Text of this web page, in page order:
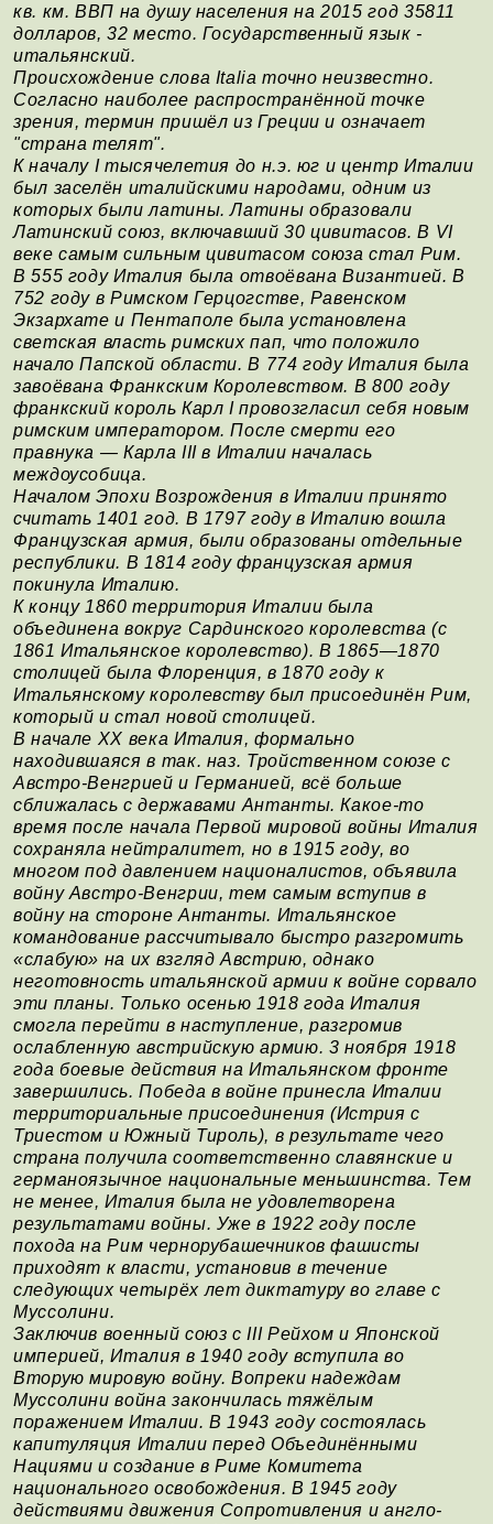
кв. км. ВВП на душу населения на 2015 год 35811
долларов, 32 место. Государственный язык -
итальянский.
Происхождение слова Italia точно неизвестно.
Согласно наиболее распространённой точке
зрения, термин пришёл из Греции и означает
"страна телят".
К началу I тысячелетия до н.э. юг и центр Италии
был заселён италийскими народами, одним из
которых были латины. Латины образовали
Латинский союз, включавший 30 цивитасов. В VI
веке самым сильным цивитасом союза стал Рим.
В 555 году Италия была отвоёвана Византией. В
752 году в Римском Герцогстве, Равенском
Экзархате и Пентаполе была установлена
светская власть римских пап, что положило
начало Папской области. В 774 году Италия была
завоёвана Франкским Королевством. В 800 году
франкский король Карл I провозгласил себя новым
римским императором. После смерти его
правнука — Карла III в Италии началась
междоусобица.
Началом Эпохи Возрождения в Италии принято
считать 1401 год. В 1797 году в Италию вошла
Французская армия, были образованы отдельные
республики. В 1814 году французская армия
покинула Италию.
К концу 1860 территория Италии была
объединена вокруг Сардинского королевства (с
1861 Итальянское королевство). В 1865—1870
столицей была Флоренция, в 1870 году к
Итальянскому королевству был присоединён Рим,
который и стал новой столицей.
В начале XX века Италия, формально
находившаяся в так. наз. Тройственном союзе с
Австро-Венгрией и Германией, всё больше
сближалась с державами Антанты. Какое-то
время после начала Первой мировой войны Италия
сохраняла нейтралитет, но в 1915 году, во
многом под давлением националистов, объявила
войну Австро-Венгрии, тем самым вступив в
войну на стороне Антанты. Итальянское
командование рассчитывало быстро разгромить
«слабую» на их взгляд Австрию, однако
неготовность итальянской армии к войне сорвало
эти планы. Только осенью 1918 года Италия
смогла перейти в наступление, разгромив
ослабленную австрийскую армию. 3 ноября 1918
года боевые действия на Итальянском фронте
завершились. Победа в войне принесла Италии
территориальные присоединения (Истрия с
Триестом и Южный Тироль), в результате чего
страна получила соответственно славянские и
германоязычное национальные меньшинства. Тем
не менее, Италия была не удовлетворена
результатами войны. Уже в 1922 году после
похода на Рим чернорубашечников фашисты
приходят к власти, установив в течение
следующих четырёх лет диктатуру во главе с
Муссолини.
Заключив военный союз с III Рейхом и Японской
империей, Италия в 1940 году вступила во
Вторую мировую войну. Вопреки надеждам
Муссолини война закончилась тяжёлым
поражением Италии. В 1943 году состоялась
капитуляция Италии перед Объединёнными
Нациями и создание в Риме Комитета
национального освобождения. В 1945 году
действиями движения Сопротивления и англо-